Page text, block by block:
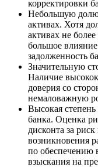
корректировки
Небольшую долю
активах. Хотя
активах не
большое
задолженность
Значительную
Наличие
доверия со
немаловажную
Высокая
банка. Оценка
дисконта за
возникновения
по обеспечению
взыскания на